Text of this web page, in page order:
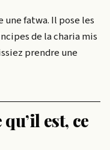
une fatwa. Il pose les
de la charia mis
prendre une
est, ce